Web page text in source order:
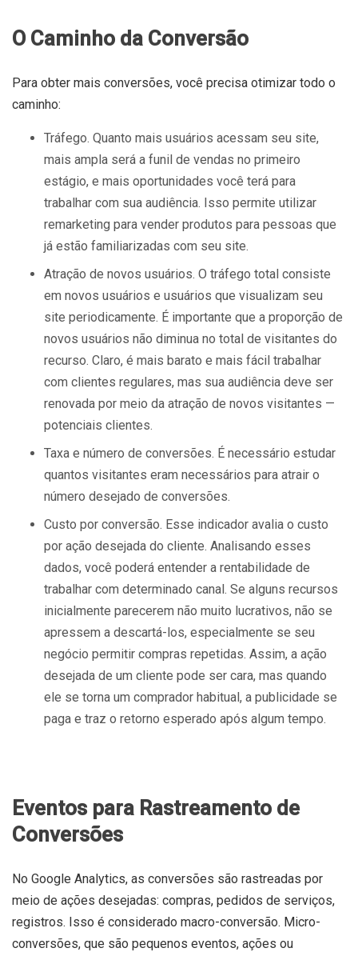
O Caminho da Conversão
Para obter mais conversões, você precisa otimizar todo o
caminho:
Tráfego. Quanto mais usuários acessam seu site,
mais ampla será a funil de vendas no primeiro
estágio, e mais oportunidades você terá para
trabalhar com sua audiência. Isso permite utilizar
remarketing para vender produtos para pessoas que
já estão familiarizadas com seu site.
Atração de novos usuários. O tráfego total consiste
em novos usuários e usuários que visualizam seu
site periodicamente. É importante que a proporção de
novos usuários não diminua no total de visitantes do
recurso. Claro, é mais barato e mais fácil trabalhar
com clientes regulares, mas sua audiência deve ser
renovada por meio da atração de novos visitantes —
potenciais clientes.
Taxa e número de conversões. É necessário estudar
quantos visitantes eram necessários para atrair o
número desejado de conversões.
Custo por conversão. Esse indicador avalia o custo
por ação desejada do cliente. Analisando esses
dados, você poderá entender a rentabilidade de
trabalhar com determinado canal. Se alguns recursos
inicialmente parecerem não muito lucrativos, não se
apressem a descartá-los, especialmente se seu
negócio permitir compras repetidas. Assim, a ação
desejada de um cliente pode ser cara, mas quando
ele se torna um comprador habitual, a publicidade se
paga e traz o retorno esperado após algum tempo.
Eventos para Rastreamento de
Conversões
No Google Analytics, as conversões são rastreadas por
meio de ações desejadas: compras, pedidos de serviços,
registros. Isso é considerado macro-conversão. Micro-
conversões, que são pequenos eventos, ações ou